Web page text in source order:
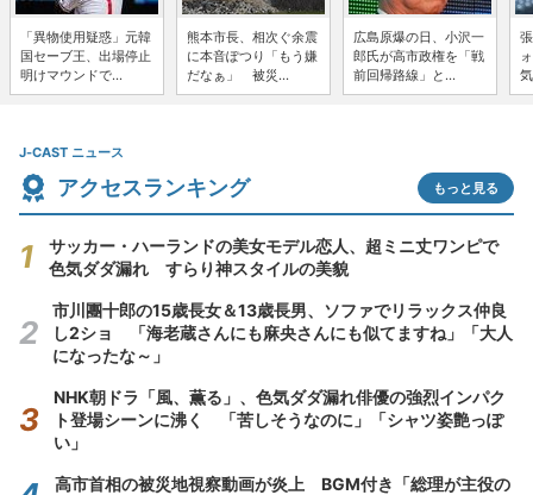
「異物使用疑惑」元韓
国セーブ王、出場停止
明けマウンドで...
熊本市長、相次ぐ余震
に本音ぽつり「もう嫌
だなぁ」 被災...
広島原爆の日、小沢一
郎氏が高市政権を「戦
前回帰路線」と...
J-CAST ニュース
アクセスランキング もっと見る
サッカー・ハーランドの美女モデル恋人、超ミニ丈ワンピで
色気ダダ漏れ すらり神スタイルの美貌
市川團十郎の15歳長女＆13歳長男、ソファでリラックス仲良
し2ショ 「海老蔵さんにも麻央さんにも似てますね」「大人
になったな～」
NHK朝ドラ「風、薫る」、色気ダダ漏れ俳優の強烈インパク
ト登場シーンに沸く 「苦しそうなのに」「シャツ姿艶っぽ
い」
高市首相の被災地視察動画が炎上 BGM付き「総理が主役の